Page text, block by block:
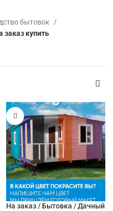
бытовок
заказ купить
На заказ / Бытовка / Дачный